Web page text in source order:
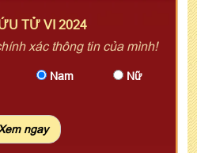
TỬ VI 2024
xác thông tin của mình!
Nam Nữ